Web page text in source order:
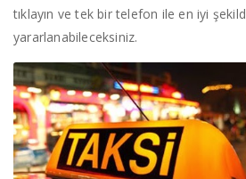
tıklayın ve tek bir telefon ile en iyi
yararlanabileceksiniz.